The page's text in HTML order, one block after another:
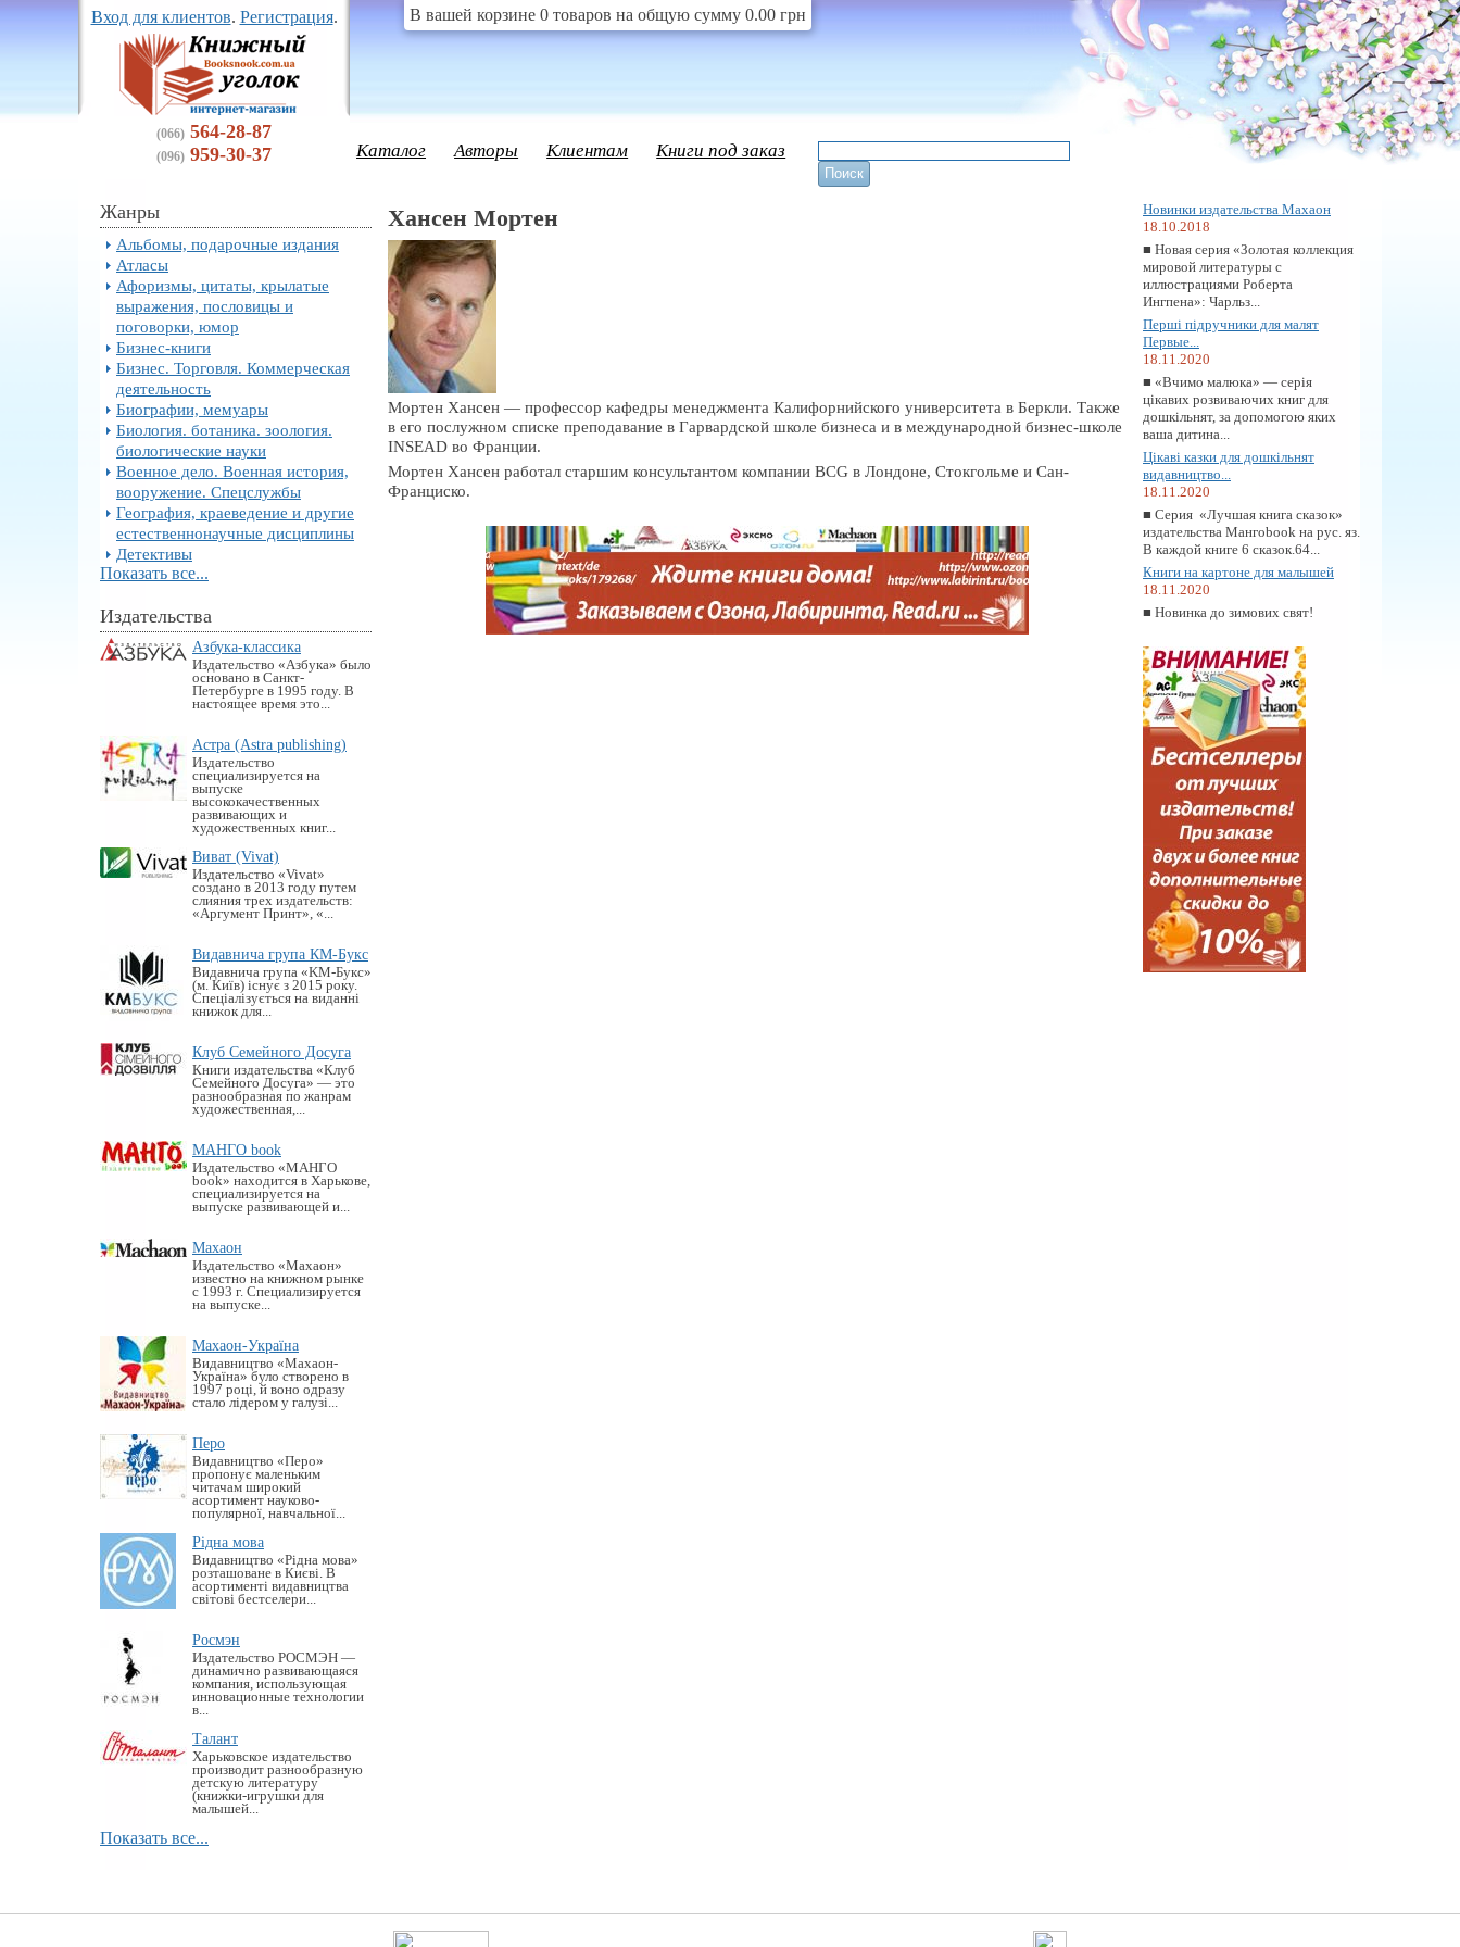
Вход для клиентов. Регистрация.
(066) 564-28-87
(096) 959-30-37
В вашей корзине 0 товаров на общую сумму 0.00 грн
Каталог Авторы Клиентам Книги под заказ
Жанры
Альбомы, подарочные издания
Атласы
Афоризмы, цитаты, крылатые
выражения, пословицы и
поговорки, юмор
Бизнес-книги
Бизнес. Торговля. Коммерческая
деятельность
Биографии, мемуары
Биология. ботаника. зоология.
биологические науки
Военное дело. Военная история,
вооружение. Спецслужбы
География, краеведение и другие
естественнонаучные дисциплины
Детективы
Показать все...
Издательства
Азбука-классика
Издательство «Азбука» было
основано в Санкт-
Петербурге в 1995 году. В
настоящее время это...
Астра (Astra publishing)
Издательство
специализируется на
выпуске
высококачественных
развивающих и
художественных книг...
Виват (Vivat)
Издательство «Vivat»
создано в 2013 году путем
слияния трех издательств:
«Аргумент Принт», «...
Видавнича група КМ-Букс
Видавнича група «KM-Букс»
(м. Київ) існує з 2015 року.
Спеціалізується на виданні
книжок для...
Клуб Семейного Досуга
Книги издательства «Клуб
Семейного Досуга» — это
разнообразная по жанрам
художественная,...
МАНГО book
Издательство «MАНГО
book» находится в Харькове,
специализируется на
выпуске развивающей и...
Махаон
Издательство «Махаон»
известно на книжном рынке
с 1993 г. Специализируется
на выпуске...
Махаон-Україна
Видавництво «Махаон-
Україна» було створено в
1997 році, й воно одразу
стало лідером у галузі...
Перо
Видавництво «Перо»
пропонує маленьким
читачам широкий
асортимент науково-
популярної, навчальної...
Рідна мова
Видавництво «Рідна мова»
розташоване в Києві. В
асортименті видавництва
світові бестселери...
Росмэн
Издательство РОСМЭН —
динамично развивающаяся
компания, использующая
инновационные технологии
в...
Талант
Харьковское издательство
производит разнообразную
детскую литературу
(книжки-игрушки для
малышей...
Показать все...
Новинки издательства Махаон
18.10.2018
■ Новая серия «Золотая коллекция
мировой литературы с
иллюстрациями Роберта
Ингпена»: Чарльз...
Перші підручники для малят
Первые...
18.11.2020
■ «Вчимо малюка» — серія
цікавих розвиваючих книг для
дошкільнят, за допомогою яких
ваша дитина...
Цікаві казки для дошкільнят
видавництво...
18.11.2020
■ Серия «Лучшая книга сказок»
издательства Мангоbook на рус. яз.
В каждой книге 6 сказок.64...
Книги на картоне для малышей
18.11.2020
■ Новинка до зимових свят!
Хансен Мортен
Мортен Хансен — профессор кафедры менеджмента Калифорнийского университета в Беркли. Также
в его послужном списке преподавание в Гарвардской школе бизнеса и в международной бизнес-школе
INSEAD во Франции.
Мортен Хансен работал старшим консультантом компании BCG в Лондоне, Стокгольме и Сан-
Франциско.